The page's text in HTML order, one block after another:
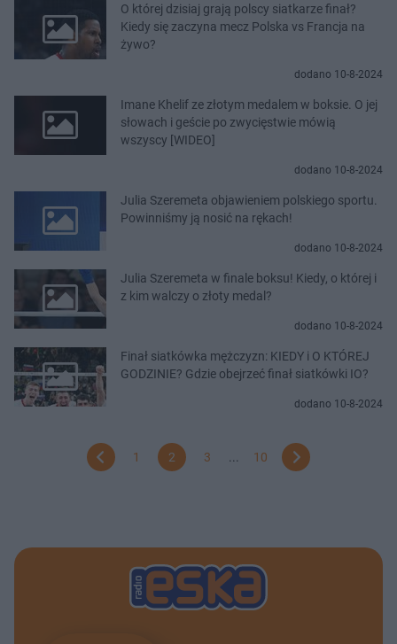
O której dzisiaj grają polscy siatkarze finał?
Kiedy się zaczyna mecz Polska vs Francja na
żywo?
dodano 10-8-2024
Imane Khelif ze złotym medalem w boksie. O jej
słowach i geście po zwycięstwie mówią
wszyscy [WIDEO]
dodano 10-8-2024
Julia Szeremeta objawieniem polskiego sportu.
Powinniśmy ją nosić na rękach!
dodano 10-8-2024
Julia Szeremeta w finale boksu! Kiedy, o której i
z kim walczy o złoty medal?
dodano 10-8-2024
Finał siatkówka mężczyzn: KIEDY i O KTÓREJ
GODZINIE? Gdzie obejrzeć finał siatkówki IO?
dodano 10-8-2024
1 2 3 10